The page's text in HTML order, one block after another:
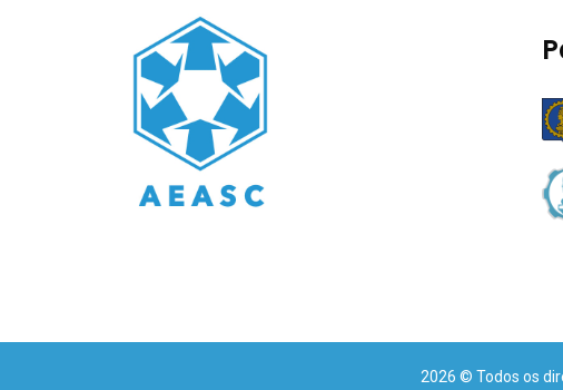
2026 © Todos os